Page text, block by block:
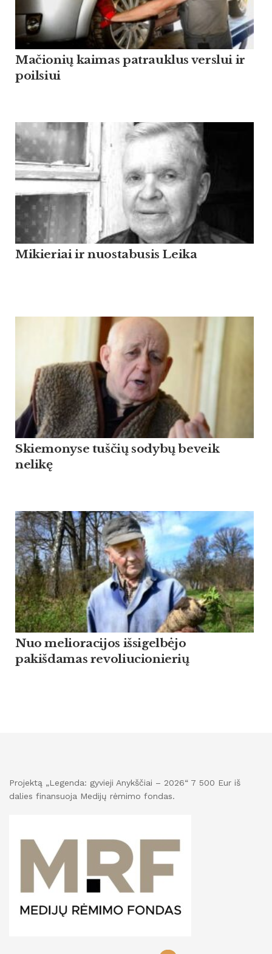
Mačionių kaimas patrauklus verslui ir
poilsiui
Mikieriai ir nuostabusis Leika
Skiemonyse tuščių sodybų beveik
nelikę
Nuo melioracijos išsigelbėjo
pakišdamas revoliucionierių
Projektą „Legenda: gyvieji Anykščiai – 2026“ 7 500 Eur iš
dalies finansuoja Medijų rėmimo fondas.